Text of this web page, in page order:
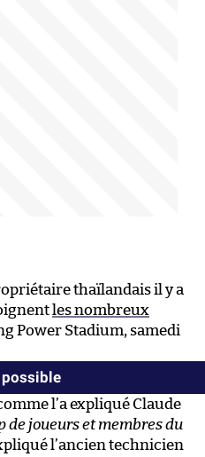
thaïlandais il y a
les nombreux
Power Stadium, samedi
possible
l’a expliqué Claude
de joueurs et membres du
l’ancien technicien